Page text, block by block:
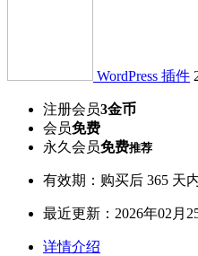
WordPress 插件
注册会员3金币
会员免费
永久会员免费推荐
有效期：购买后 365 天
最近更新：2026年02月
详情介绍